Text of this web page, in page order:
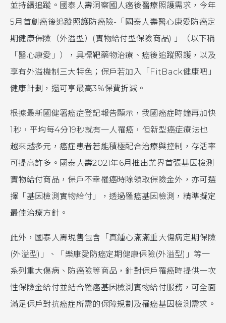
並持續追蹤。國泰人壽洞察國人癌後醫療照護需求，今年
5月首創癌後追蹤照護防癌險-「國泰人壽醫心康愛防癌定
期健康保險（外溢型）(實物給付型保險商品) 」（以下稱
「醫心康愛」），具標靶藥物治療、癌後追蹤照護，以及
享有外溢機制三大特色；保戶若加入「FitBack健康吧」
健康計劃，還可享最高3%保費折減。
根據最新國健署癌症登記報告顯示，我國癌症時鐘再加快
1秒，平均每4分19秒就有一人罹癌，但新型癌症療法也
越來越多元，癌症患者若能積極配合治療與控制，存活率
可提高許多。國泰人壽2021年6月推出業界首張基因檢測
實物給付商品，保戶不幸罹癌時除領取保險金外，亦可選
擇「基因檢測實物給付」，透過罹癌基因檢測，精準擬定
最佳治療方針。
此外，國泰人壽現售包含「真鍾心滿滿重大傷病定期保險
(外溢型)」、「樂康愛防癌定期健康保險(外溢型)」等一
系列重大傷病、防癌險等商品，針對保戶罹癌時提供一次
性保險金給付並結合罹癌基因檢測實物給付服務，可全面
滿足保戶對抗癌症所需的保障規劃及罹癌基因檢測需求。